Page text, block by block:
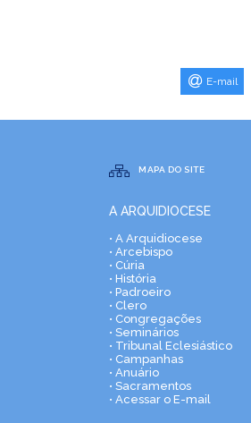
E-mail
MAPA DO SITE
A ARQUIDIOCESE
• A Arquidiocese
• Arcebispo
• Cúria
• História
• Padroeiro
• Clero
• Congregações
• Seminários
• Tribunal Eclesiástico
• Campanhas
• Anuário
• Sacramentos
• Acessar o E-mail